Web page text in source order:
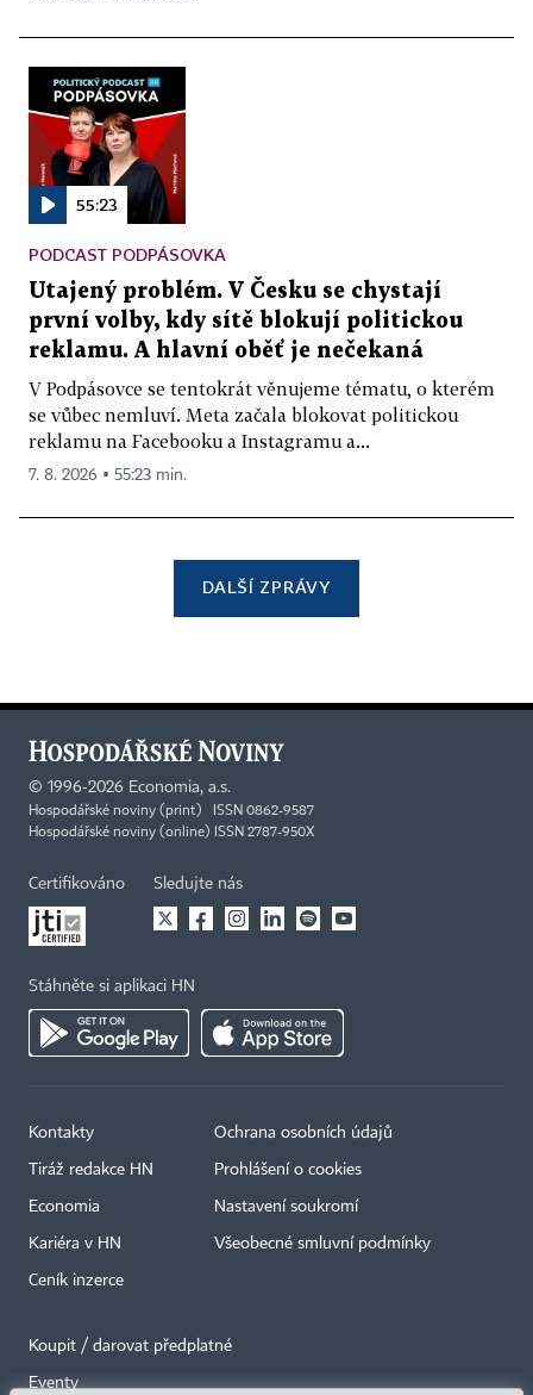
55:23
PODCAST PODPÁSOVKA
Utajený problém. V Česku se chystají
první volby, kdy sítě blokují politickou
reklamu. A hlavní oběť je nečekaná
V Podpásovce se tentokrát věnujeme tématu, o kterém
se vůbec nemluví. Meta začala blokovat politickou
reklamu na Facebooku a Instagramu a...
7. 8. 2026 ▪ 55:23 min.
DALŠÍ ZPRÁVY
© 1996-2026 Economia, a.s.
Hospodářské noviny (print) ISSN 0862-9587
Hospodářské noviny (online) ISSN 2787-950X
Certifikováno Sledujte nás
Stáhněte si aplikaci HN
Kontakty
Tiráž redakce HN
Economia
Kariéra v HN
Ceník inzerce
Ochrana osobních údajů
Prohlášení o cookies
Nastavení soukromí
Všeobecné smluvní podmínky
Koupit / darovat předplatné
Eventy